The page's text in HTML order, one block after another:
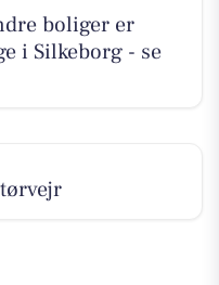
boliger er
i Silkeborg - se